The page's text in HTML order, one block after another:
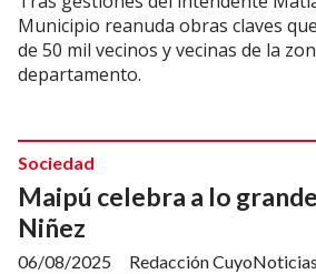
Municipio reanuda obras claves
de 50 mil vecinos y vecinas de la
departamento.
Maipú celebra a lo
Niñez
Redacción CuyoNoticias
Sociedad
06/08/2025